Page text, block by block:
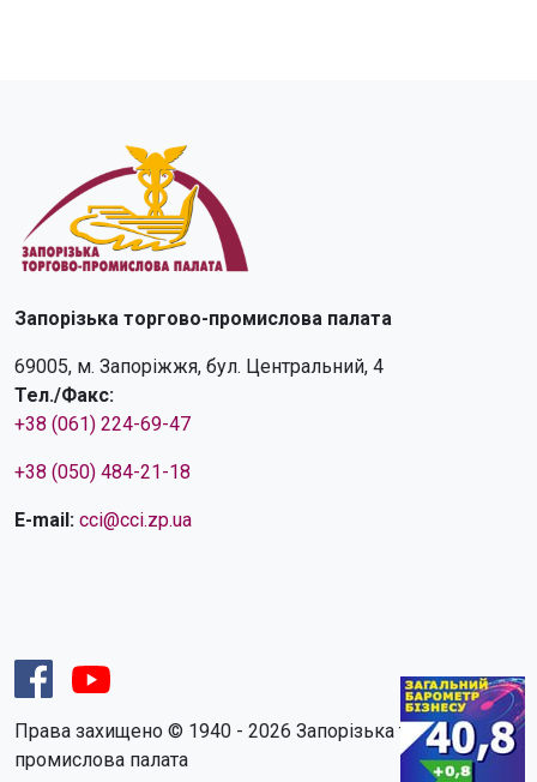
Запорізька торгово-промислова палата
69005, м. Запоріжжя, бул. Центральний, 4
Тел./Факс:
+38 (061) 224-69-47
+38 (050) 484-21-18
E-mail: cci@cci.zp.ua
Права захищено © 1940 - 2026 Запорізька торгово-
промислова палата